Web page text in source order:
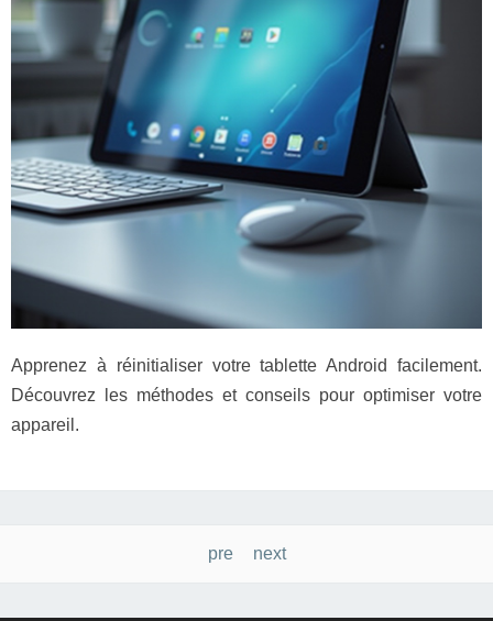
Apprenez à réinitialiser votre tablette Android facilement.
Découvrez les méthodes et conseils pour optimiser votre
appareil.
pre next